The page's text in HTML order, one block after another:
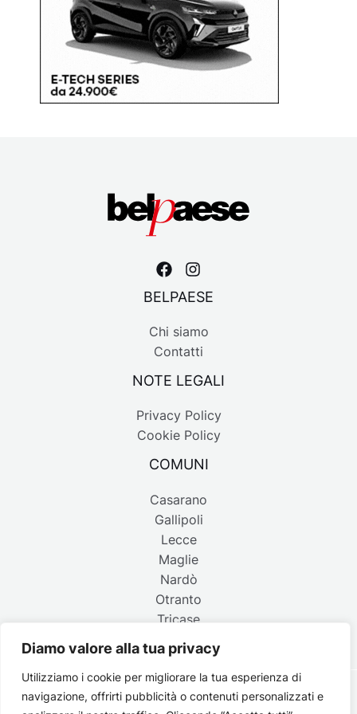
Diamo valore alla tua privacy
Utilizziamo i cookie per migliorare la tua esperienza di
navigazione, offrirti pubblicità o contenuti personalizzati e
BELPAESE
Chi siamo
Contatti
NOTE LEGALI
Privacy Policy
Cookie Policy
COMUNI
Casarano
Gallipoli
Lecce
Maglie
Nardò
Otranto
Tricase
Copyright © 2026 Belpaese | Periodico d'informazione del